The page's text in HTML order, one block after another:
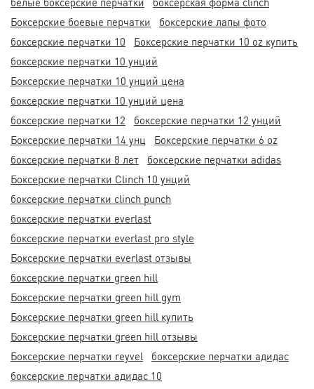
Боксерские боевые перчатки
боксерские лапы фото
боксерские перчатки 10
Боксерские перчатки 10 oz купить
боксерские перчатки 10 унций
Боксерские перчатки 10 унций цена
боксерские перчатки 10 унций цена
боксерские перчатки 12
боксерские перчатки 12 унций
Боксерские перчатки 14 унц
Боксерские перчатки 6 oz
боксерские перчатки 8 лет
боксерские перчатки adidas
Боксерские перчатки Clinch 10 унций
боксерские перчатки clinch punch
боксерские перчатки everlast
боксерские перчатки everlast pro style
Боксерские перчатки everlast отзывы
боксерские перчатки green hill
Боксерские перчатки green hill gym
Боксерские перчатки green hill купить
Боксерские перчатки green hill отзывы
Боксерские перчатки reyvel
боксерские перчатки адидас
боксерские перчатки адидас 10